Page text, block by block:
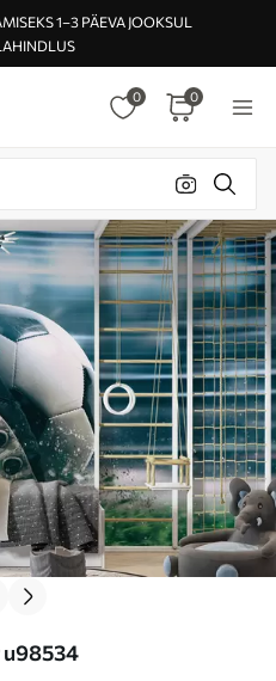
1–3 PÄEVA JOOKSUL
0 0